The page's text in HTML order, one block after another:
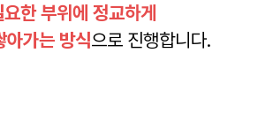
요한 부위에 정교하게
아가는 방식으로 진행합니다.